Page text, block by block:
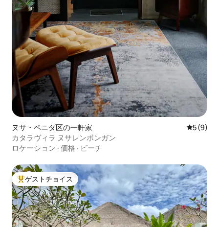
ヌサ・ペニダ区の一軒家 レビュー
5 (9)
カタラヴィラ ヌサレンボンガン
ロケーション · 価格 · ビーチ
大好評のゲストチョイスです。
ゲストチョイス